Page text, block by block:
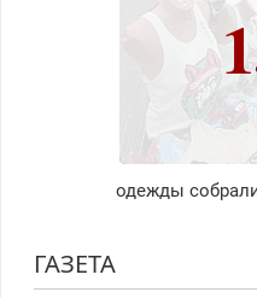
одежды
ГАЗЕТА